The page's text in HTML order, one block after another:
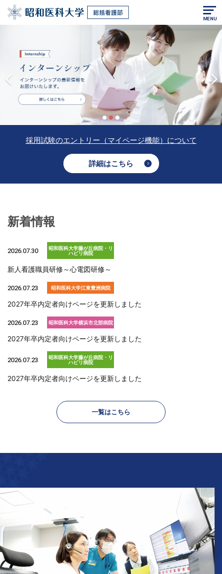
MENU
Previous Next
1 2 3
採用試験のエントリー（マイページ機能）について
詳細はこちら
新着情報
2026.07.30
昭和医科大学藤が丘病院・リ
ハビリ病院
新人看護職員研修～心電図研修～
2026.07.23 昭和医科大学江東豊洲病院
2027年卒内定者向けページを更新しました
2026.07.23 昭和医科大学横浜市北部病院
2027年卒内定者向けページを更新しました
2026.07.23
昭和医科大学藤が丘病院・リ
ハビリ病院
2027年卒内定者向けページを更新しました
チーム医療のご紹介
新人看護職員の1日
2026.07.03
新人看護職員研修 ～吸引・酸素療法～
昭和医科大学江東豊洲病院
５月の新人研修の様子をお伝えします
一覧はこちら